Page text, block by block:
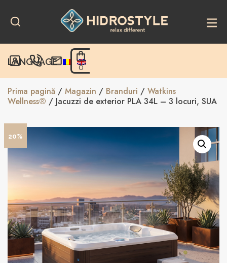
content
LANGUAGE
0
Prima pagină / Magazin / Branduri / Watkins
Wellness® / Jacuzzi de exterior PLA 34L – 3 locuri, SUA
20%